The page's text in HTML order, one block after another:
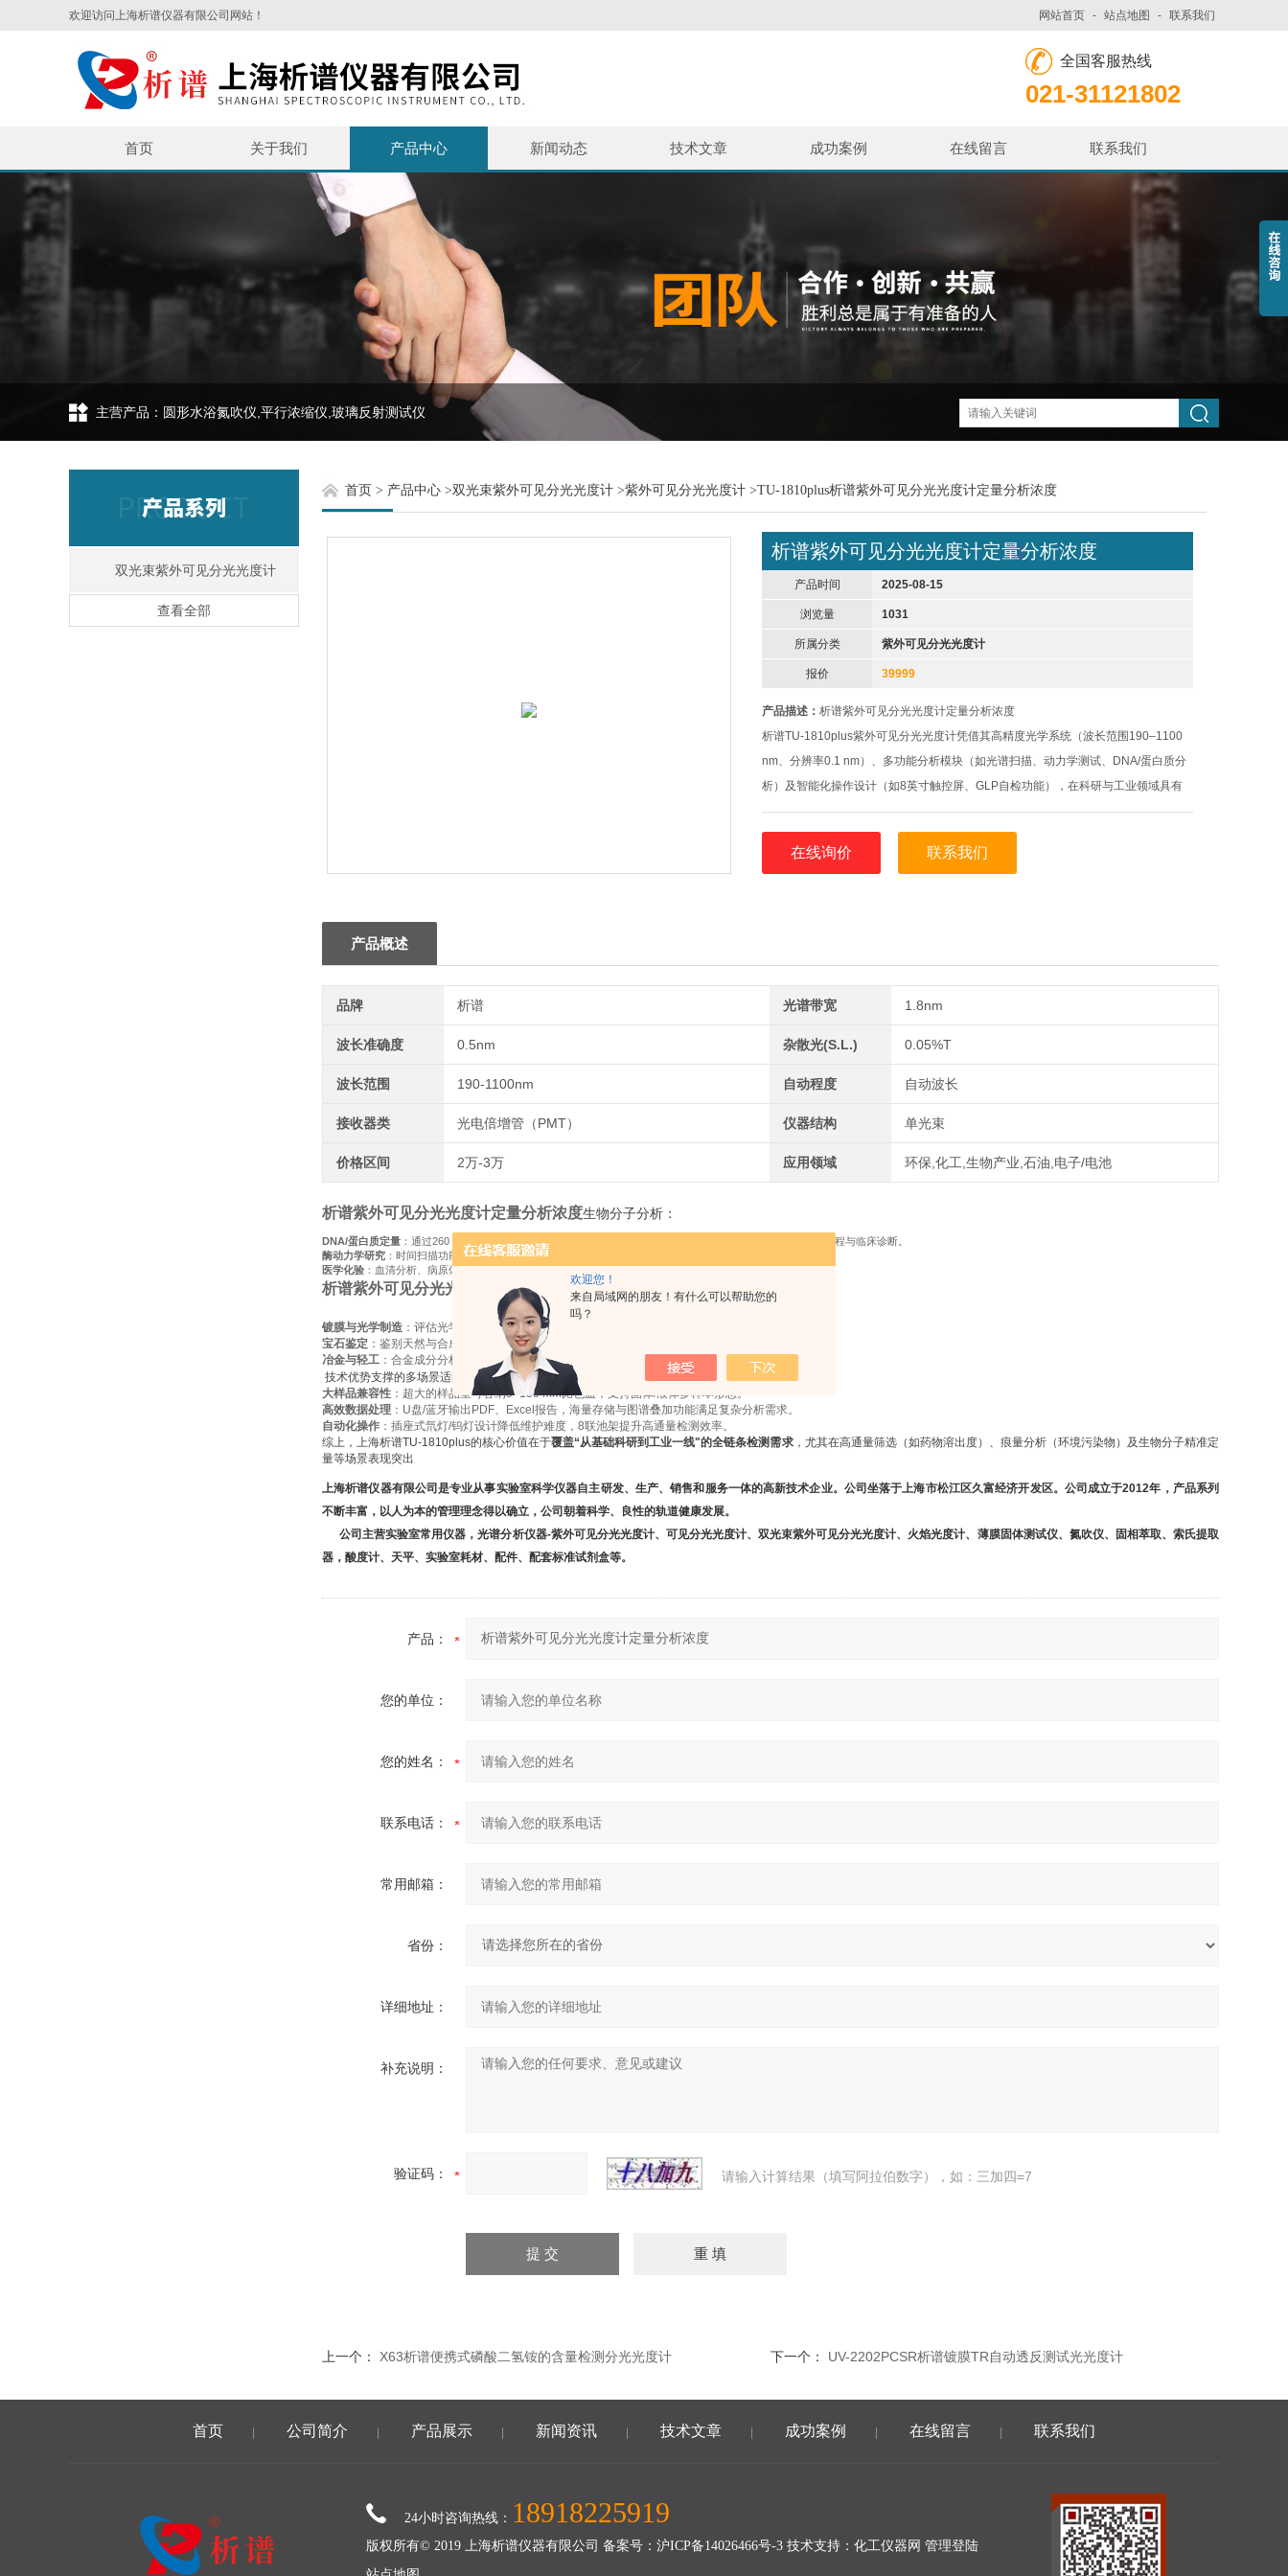
欢迎您！
来自局域网的朋友！有什么可以帮助您的
吗？
欢迎访问上海析谱仪器有限公司网站！ 网站首页 - 站点地图 - 联系我们
全国客服热线
021-31121802
首页 关于我们 产品中心 新闻动态 技术文章 成功案例 在线留言 联系我们
主营产品：圆形水浴氮吹仪,平行浓缩仪,玻璃反射测试仪
双光束紫外可见分光光度计
查看全部
首页 > 产品中心 >双光束紫外可见分光光度计 >紫外可见分光光度计 >TU-1810plus析谱紫外可见分光光度计定量分析浓度
析谱紫外可见分光光度计定量分析浓度
产品时间 2025-08-15
浏览量 1031
所属分类 紫外可见分光光度计
报价 39999
产品描述：析谱紫外可见分光光度计定量分析浓度
析谱TU-1810plus紫外可见分光光度计凭借其高精度光学系统（波长范围190–1100
nm、分辨率0.1 nm）、多功能分析模块（如光谱扫描、动力学测试、DNA/蛋白质分
析）及智能化操作设计（如8英寸触控屏、GLP自检功能），在科研与工业领域具有
广泛适用性
在线询价 联系我们
产品概述
品牌 析谱 光谱带宽 1.8nm
波长准确度 0.5nm 杂散光(S.L.) 0.05%T
波长范围 190-1100nm 自动程度 自动波长
接收器类 光电倍增管（PMT） 仪器结构 单光束
价格区间 2万-3万 应用领域 环保,化工,生物产业,石油,电子/电池
析谱紫外可见分光光度计定量分析浓度生物分子分析 ：
DNA/蛋白质定量 ：通过260 nm/280 nm/230 nm波长吸光度计算浓度与纯度（如A260/A280比值），用于基因工程与临床诊断。
酶动力学研究 ：时间扫描功能追踪酶促反应进程。
医学化验 ：血清分析、病原体检测及药物代谢研究
析谱紫外可见分光光度计定量分析浓度
镀膜与光学制造 ：评估光学镜片、滤光片的透射光谱特性，优化镀膜工艺。
宝石鉴定 ：鉴别天然与合成宝石的吸收光谱特征。
冶金与轻工 ：合金成分分析、染料色牢度测试等。
技术优势支撑的多场景适配性
大样品兼容性 ：超大的样品室可容纳5–100 mm比色皿，支持固体/液体多样本形态。
高效数据处理 ：U盘/蓝牙输出PDF、Excel报告，海量存储与图谱叠加功能满足复杂分析需求。
自动化操作 ：插座式氘灯/钨灯设计降低维护难度，8联池架提升高通量检测效率。
综上，上海析谱TU-1810plus的核心价值在于覆盖“从基础科研到工业一线"的全链条检测需求，尤其在高通量筛选（如药物溶出度）、痕量分析（环境污染物）及生物分子精准定
量等场景表现突出
上海析谱仪器有限公司是专业从事实验室科学仪器自主研发、生产、销售和服务一体的高新技术企业。公司坐落于上海市松江区久富经济开发区。公司成立于2012年，产品系列
不断丰富，以人为本的管理理念得以确立，公司朝着科学、良性的轨道健康发展。
公司主营实验室常用仪器，光谱分析仪器-紫外可见分光光度计、可见分光光度计、双光束紫外可见分光光度计、火焰光度计、薄膜固体测试仪、氮吹仪、固相萃取、索氏提取
器，酸度计、天平、实验室耗材、配件、配套标准试剂盒等。
产品：
您的单位：
您的姓名：
联系电话：
常用邮箱：
省份：
详细地址：
补充说明：
验证码： 请输入计算结果（填写阿拉伯数字），如：三加四=7
上一个： X63析谱便携式磷酸二氢铵的含量检测分光光度计 下一个： UV-2202PCSR析谱镀膜TR自动透反测试光光度计
首页 公司简介 产品展示 新闻资讯 技术文章 成功案例 在线留言 联系我们
24小时咨询热线： 18918225919
版权所有© 2019 上海析谱仪器有限公司 备案号： 沪ICP备14026466号-3 技术支持： 化工仪器网 管理登陆